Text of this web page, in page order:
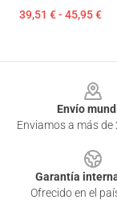
39,51 € - 45,95 €
Envío
Enviamos a más de
Garantía
Ofrecido en el